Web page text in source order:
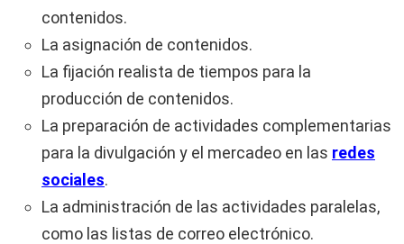
contenidos.
La asignación de contenidos.
La fijación realista de tiempos para la
producción de contenidos.
La preparación de actividades complementarias
para la divulgación y el mercadeo en las redes
sociales.
La administración de las actividades paralelas,
como las listas de correo electrónico.